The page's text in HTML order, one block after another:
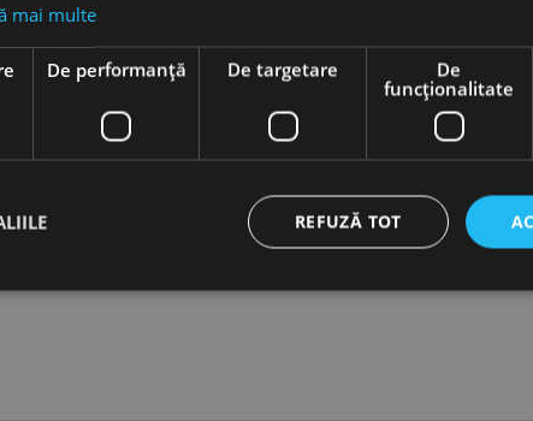
Soare
Locator
Pini Pentru Panouri Solare
KN.974968
mai multe
De performanță De targetare
De
funcţionalitate
REFUZĂ TOT
permit funcționalitatea principală a site-ului web, cum ar fi autentificarea